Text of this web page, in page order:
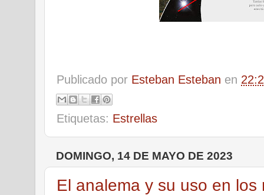
Publicado por Esteban Esteban en
Etiquetas: Estrellas
DOMINGO, 14 DE MAYO DE 2023
El analema y su uso en los